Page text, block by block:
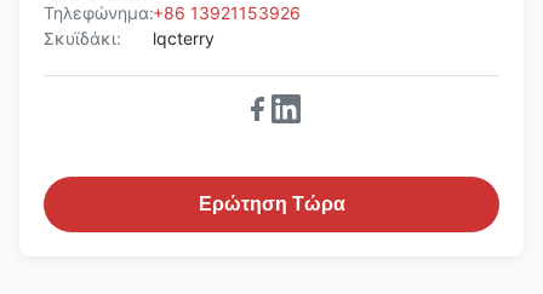
Τηλεφώνημα:+86 13921153926
Σκυϊδάκι:
lqcterry
Ερώτηση Τώρα